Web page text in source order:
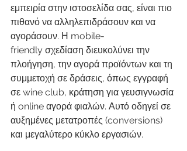
εμπειρία στην ιστοσελίδα σας, είναι πιο
πιθανό να αλληλεπιδράσουν και να
αγοράσουν. Η mobile-
friendly σχεδίαση διευκολύνει την
πλοήγηση, την αγορά προϊόντων και τη
συμμετοχή σε δράσεις, όπως εγγραφή
σε wine club, κράτηση για γευσιγνωσία
ή online αγορά φιαλών. Αυτό οδηγεί σε
αυξημένες μετατροπές (conversions)
και μεγαλύτερο κύκλο εργασιών.